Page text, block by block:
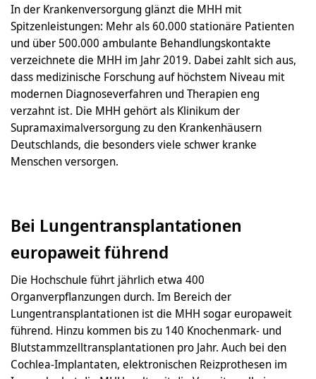
In der Krankenversorgung glänzt die MHH mit
Spitzenleistungen: Mehr als 60.000 stationäre Patienten
und über 500.000 ambulante Behandlungskontakte
verzeichnete die MHH im Jahr 2019. Dabei zahlt sich aus,
dass medizinische Forschung auf höchstem Niveau mit
modernen Diagnoseverfahren und Therapien eng
verzahnt ist. Die MHH gehört als Klinikum der
Supramaximalversorgung zu den Krankenhäusern
Deutschlands, die besonders viele schwer kranke
Menschen versorgen.
Bei Lungentransplantationen
europaweit führend
Die Hochschule führt jährlich etwa 400
Organverpflanzungen durch. Im Bereich der
Lungentransplantationen ist die MHH sogar europaweit
führend. Hinzu kommen bis zu 140 Knochenmark- und
Blutstammzelltransplantationen pro Jahr. Auch bei den
Cochlea-Implantaten, elektronischen Reizprothesen im